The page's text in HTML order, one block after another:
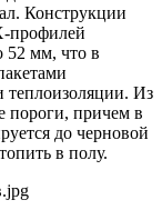
Конструкции
профилей
52 мм, что в
теплоизоляции. Из
пороги, причем в
до черновой
в полу.